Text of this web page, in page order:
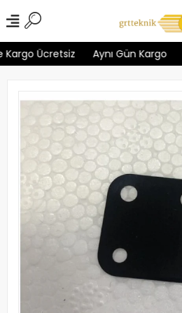
Ücretsiz Aynı Gün Kargo